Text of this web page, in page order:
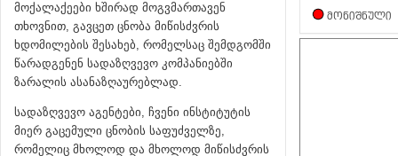
მოქალაქეები ხშირად მოგვმართავენ
თხოვნით, გავცეთ ცნობა მიწისძვრის
ხდომილების შესახებ, რომელსაც შემდგომში
წარადგენენ სადაზღვევო კომპანიებში
ზარალის ასანაზღაურებლად.
სადაზღვევო აგენტები, ჩვენი ინსტიტუტის
მიერ გაცემული ცნობის საფუძველზე,
რომელიც მხოლოდ და მხოლოდ მიწისძვრის
ᲛᲝᲜᲘᲨᲜᲣᲚᲘ